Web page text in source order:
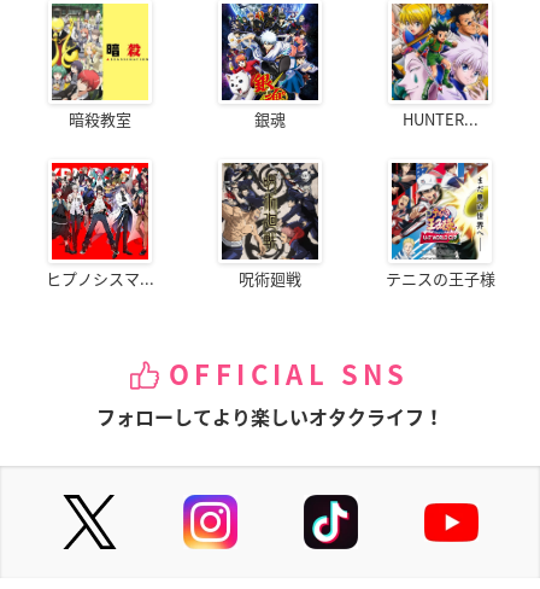
暗殺教室 銀魂 HUNTER...
ヒプノシスマ... 呪術廻戦 テニスの王子様
OFFICIAL SNS
フォローしてより楽しいオタクライフ！